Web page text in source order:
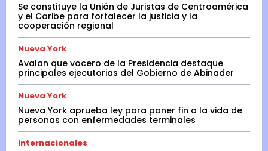
Se constituye la Unión de Juristas de Centroamérica
y el Caribe para fortalecer la justicia y la
cooperación regional
Nueva York
Avalan que vocero de la Presidencia destaque
principales ejecutorias del Gobierno de Abinader
Nueva York
Nueva York aprueba ley para poner fin a la vida de
personas con enfermedades terminales
Internacionales